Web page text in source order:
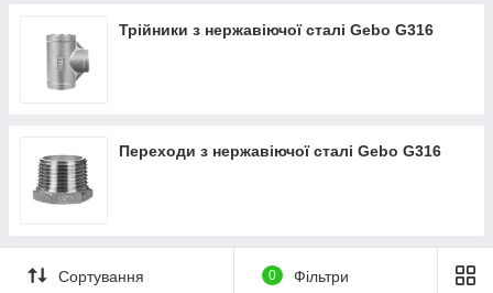
Трійники з нержавіючої сталі Gebo G316
Переходи з нержавіючої сталі Gebo G316
Сортування 0 Фільтри